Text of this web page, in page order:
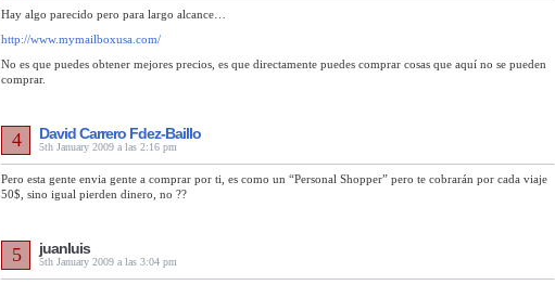
Hay algo parecido pero para largo alcance…
http://www.mymailboxusa.com/
No es que puedes obtener mejores precios, es que directamente puedes comprar cosas que aquí no se pueden
comprar.
David Carrero Fdez-Baillo
5th January 2009 a las 2:16 pm
4
Pero esta gente envia gente a comprar por ti, es como un “Personal Shopper” pero te cobrarán por cada viaje
50$, sino igual pierden dinero, no ??
juanluis
5th January 2009 a las 3:04 pm
5